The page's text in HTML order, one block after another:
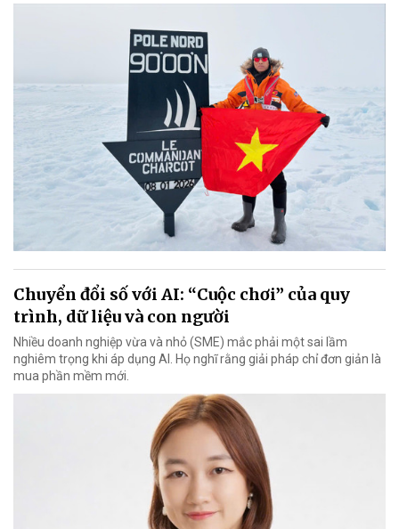
Chuyển đổi số với AI: “Cuộc chơi” của quy
trình, dữ liệu và con người
Nhiều doanh nghiệp vừa và nhỏ (SME) mắc phải một sai lầm
nghiêm trọng khi áp dụng AI. Họ nghĩ rằng giải pháp chỉ đơn giản là
mua phần mềm mới.